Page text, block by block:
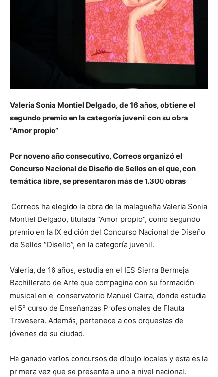
Valeria Sonia Montiel Delgado, de 16 años, obtiene el
segundo premio en la categoría juvenil con su obra
“Amor propio”
Por noveno año consecutivo, Correos organizó el
Concurso Nacional de Diseño de Sellos en el que, con
temática libre, se presentaron más de 1.300 obras
Correos ha elegido la obra de la malagueña Valeria Sonia
Montiel Delgado, titulada “Amor propio”, como segundo
premio en la IX edición del Concurso Nacional de Diseño
de Sellos “Disello”, en la categoría juvenil.
Valeria, de 16 años, estudia en el IES Sierra Bermeja
Bachillerato de Arte que compagina con su formación
musical en el conservatorio Manuel Carra, donde estudia
el 5° curso de Enseñanzas Profesionales de Flauta
Travesera. Además, pertenece a dos orquestas de
jóvenes de su ciudad.
Ha ganado varios concursos de dibujo locales y esta es la
primera vez que se presenta a uno a nivel nacional.